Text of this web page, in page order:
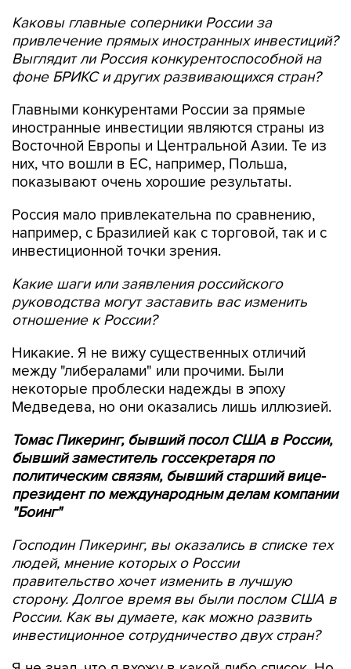
Каковы главные соперники России за
привлечение прямых иностранных инвестиций?
Выглядит ли Россия конкурентоспособной на
фоне БРИКС и других развивающихся стран?
Главными конкурентами России за прямые
иностранные инвестиции являются страны из
Восточной Европы и Центральной Азии. Те из
них, что вошли в ЕС, например, Польша,
показывают очень хорошие результаты.
Россия мало привлекательна по сравнению,
например, с Бразилией как с торговой, так и с
инвестиционной точки зрения.
Какие шаги или заявления российского
руководства могут заставить вас изменить
отношение к России?
Никакие. Я не вижу существенных отличий
между "либералами" или прочими. Были
некоторые проблески надежды в эпоху
Медведева, но они оказались лишь иллюзией.
Томас Пикеринг, бывший посол США в России,
бывший заместитель госсекретаря по
политическим связям, бывший старший вице-
президент по международным делам компании
"Боинг"
Господин Пикеринг, вы оказались в списке тех
людей, мнение которых о России
правительство хочет изменить в лучшую
сторону. Долгое время вы были послом США в
России. Как вы думаете, как можно развить
инвестиционное сотрудничество двух стран?